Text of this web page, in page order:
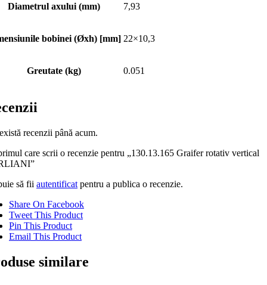
Diametrul axului (mm) 7,93
bobinei (Øxh) [mm] 22×10,3
Greutate (kg) 0.051
recenzii până acum.
care scrii o recenzie pentru „130.13.165 Graifer rotativ vertical
să fii autentificat pentru a publica o recenzie.
Share On Facebook
Tweet This Product
Pin This Product
Email This Product
similare